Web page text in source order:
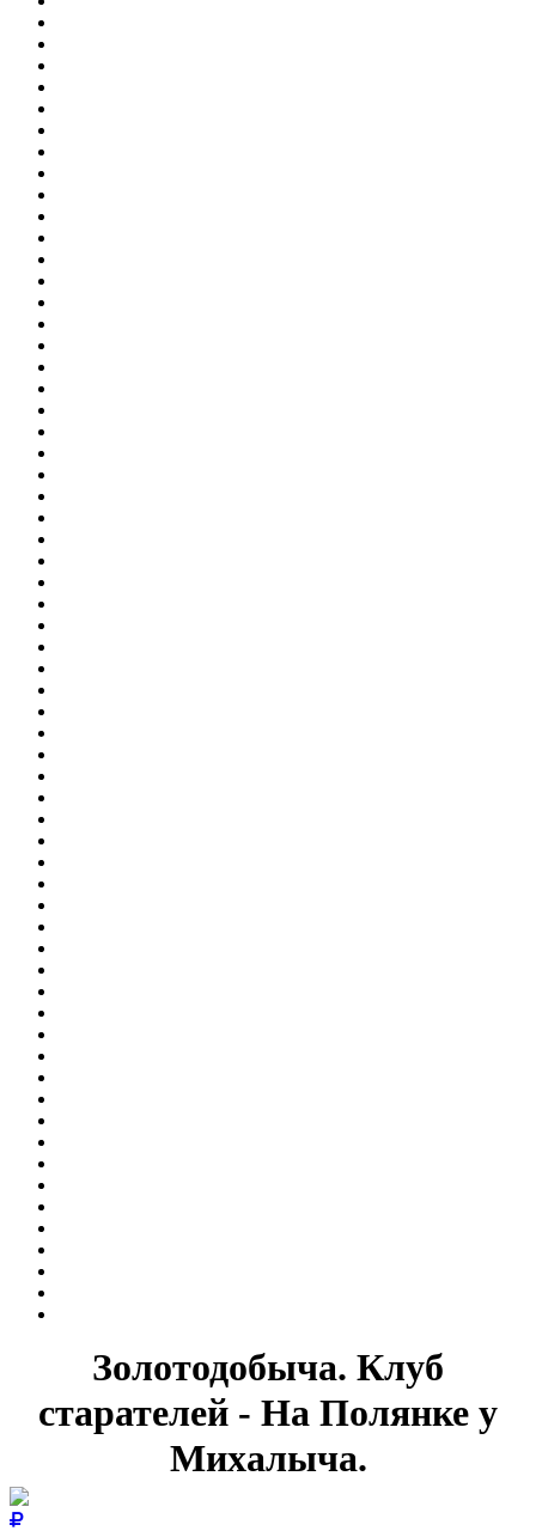
Золотодобыча. Клуб
старателей - На Полянке у
Михалыча.